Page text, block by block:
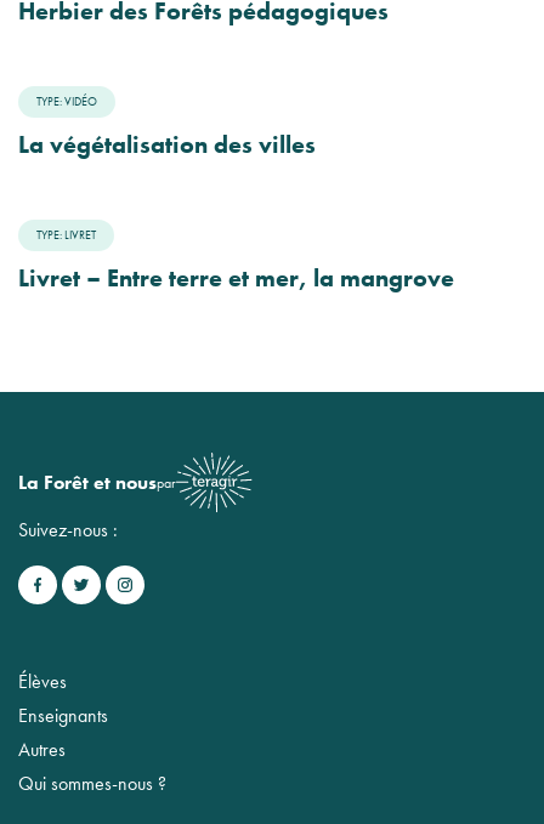
Herbier des Forêts pédagogiques
TYPE: VIDÉO
La végétalisation des villes
TYPE: LIVRET
Livret – Entre terre et mer, la mangrove
La Forêt et nouspar
Suivez-nous :
Élèves
Enseignants
Autres
Qui sommes-nous ?